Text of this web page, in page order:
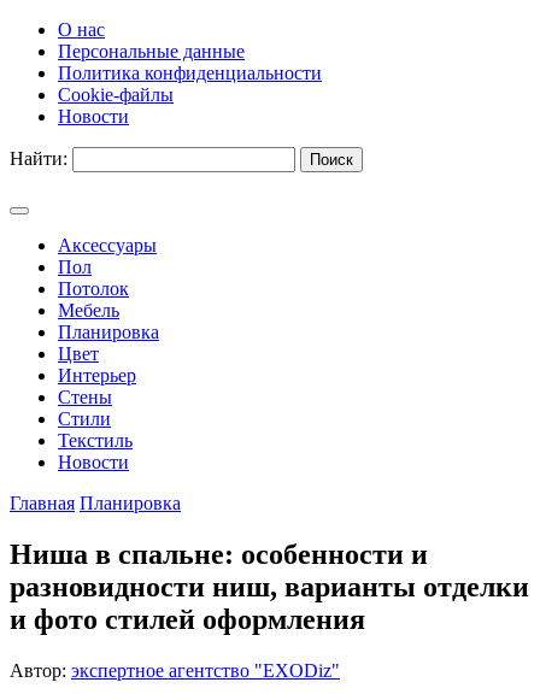
О нас
Персональные данные
Политика конфиденциальности
Cookie-файлы
Новости
Найти:
Аксессуары
Пол
Потолок
Мебель
Планировка
Цвет
Интерьер
Стены
Стили
Текстиль
Новости
Главная Планировка
Ниша в спальне: особенности и
разновидности ниш, варианты отделки
и фото стилей оформления
Автор: экспертное агентство "EXODiz"